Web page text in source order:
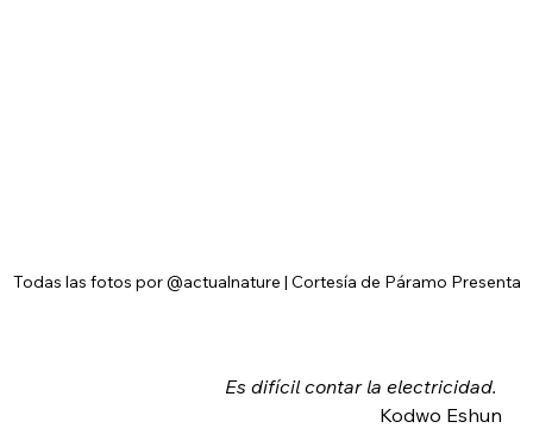
Todas las fotos por @actualnature | Cortesía de Páramo Presenta
Es difícil contar la electricidad.
Kodwo Eshun